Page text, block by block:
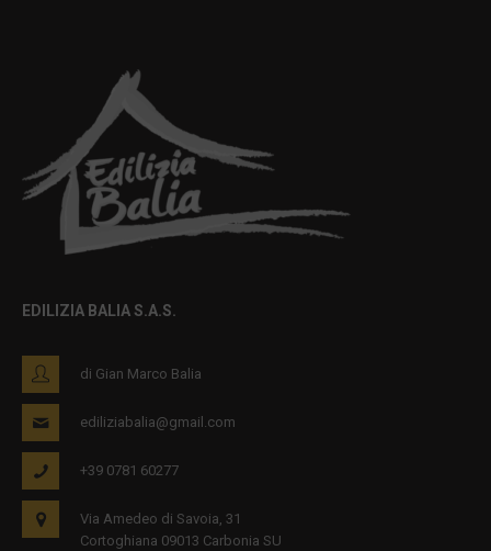
EDILIZIA BALIA S.A.S.
di Gian Marco Balia
ediliziabalia@gmail.com
+39 0781 60277
Via Amedeo di Savoia, 31
Cortoghiana 09013 Carbonia SU